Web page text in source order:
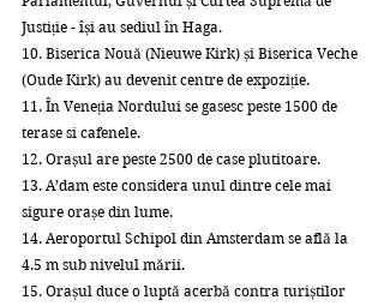
Justiție - își au sediul în Haga.
10. Biserica Nouă (Nieuwe Kirk) și Biserica Veche
(Oude Kirk) au devenit centre de expoziție.
11. În Veneția Nordului se gasesc peste 1500 de
terase si cafenele.
12. Orașul are peste 2500 de case plutitoare.
13. A’dam este considera unul dintre cele mai
sigure orașe din lume.
14. Aeroportul Schipol din Amsterdam se află la
4.5 m sub nivelul mării.
15. Orașul duce o luptă acerbă contra turiștilor